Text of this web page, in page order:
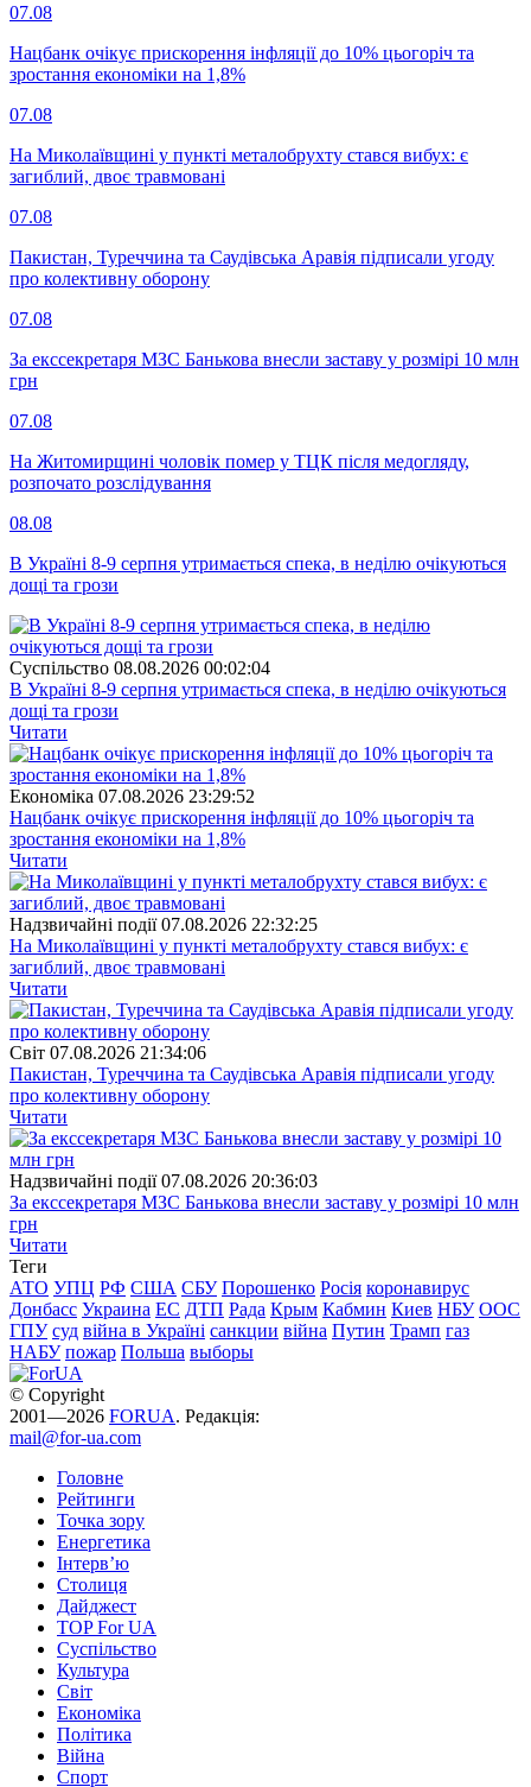
07.08
Нацбанк очікує прискорення інфляції до 10% цьогоріч та
зростання економіки на 1,8%
07.08
На Миколаївщині у пункті металобрухту стався вибух: є
загиблий, двоє травмовані
07.08
Пакистан, Туреччина та Саудівська Аравія підписали угоду
про колективну оборону
07.08
За екссекретаря МЗС Банькова внесли заставу у розмірі 10 млн
грн
07.08
На Житомирщині чоловік помер у ТЦК після медогляду,
розпочато розслідування
08.08
В Україні 8-9 серпня утримається спека, в неділю очікуються
дощі та грози
Суспiльство 08.08.2026 00:02:04
В Україні 8-9 серпня утримається спека, в неділю очікуються
дощі та грози
Читати
Економіка 07.08.2026 23:29:52
Нацбанк очікує прискорення інфляції до 10% цьогоріч та
зростання економіки на 1,8%
Читати
Надзвичайні події 07.08.2026 22:32:25
На Миколаївщині у пункті металобрухту стався вибух: є
загиблий, двоє травмовані
Читати
Свiт 07.08.2026 21:34:06
Пакистан, Туреччина та Саудівська Аравія підписали угоду
про колективну оборону
Читати
Надзвичайні події 07.08.2026 20:36:03
За екссекретаря МЗС Банькова внесли заставу у розмірі 10 млн
грн
Читати
Теги
АТО УПЦ РФ США СБУ Порошенко Росія коронавирус
Донбасс Украина ЕС ДТП Рада Крым Кабмин Киев НБУ ООС
ГПУ суд війна в Україні санкции війна Путин Трамп газ
НАБУ пожар Польша выборы
© Copyright
2001—2026 FORUA. Редакція:
mail@for-ua.com
Головне
Рейтинги
Точка зору
Енергетика
Інтерв’ю
Столиця
Дайджест
TOP For UA
Суспiльство
Культура
Світ
Економіка
Політика
Війна
Спорт